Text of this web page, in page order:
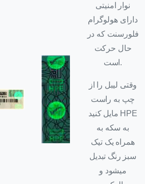
نوار امنیتی
دارای هولوگرام
فلورسنت که در
حال حرکت
است.
وقتی لیبل را از
چپ به راست
مایل کنید HPE
به سکه به
همراه یک تیک
سبز رنگ تبدیل
میشود و